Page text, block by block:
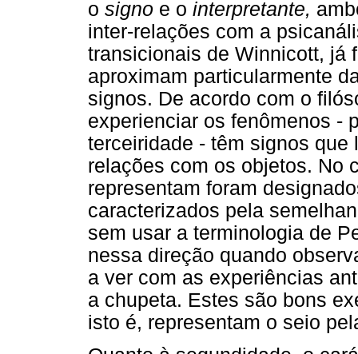
o signo e o interpretante,
inter-relações com a
transicionais de Winnicott, já
aproximam particularmente
signos. De acordo com o
experienciar os fenômenos -
terceiridade - têm signos
relações com os objetos. No
representam foram
caracterizados pela
sem usar a terminologia de
nessa direção quando
a ver com as experiências
a chupeta. Estes são bons
isto é, representam o seio